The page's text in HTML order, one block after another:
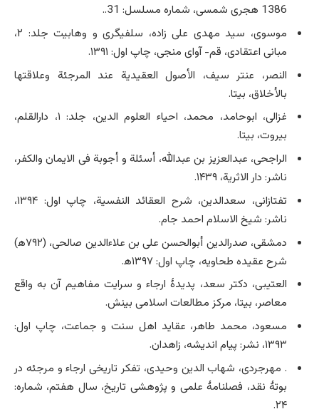
1386 هجری شمسی، شماره مسلسل: 31..
موسوی، سید مهدی علی زاده، سلفی­گری و و‌هابیت جلد: ۲،
مبانی اعتقادی، قم- آوای منجی، چاپ اول: ۱۳۹۱.
النصر، عنتر سیف، الأصول العقیدیة عند المرجئة وعلاقتها
بالأخلاق، بی­تا.
غزالی، ابوحامد، محمد، احیاء العلوم الدین، جلد: ۱، دارالقلم،
بیروت، بی­تا.
الراجحی، عبدالعزیز بن عبدالله، أسئلة و أجوبة فی الایمان والکفر،
ناشر: دار الاثریة، ۱۴۳۹.
تفتازانی، سعدالدین، شرح العقائد النفسیة، چاپ اول: ۱۳۹۴،
ناشر: شیخ الاسلام احمد جام.
دمشقی، صدرالدین أبوالحسن علی بن علاءالدین صالحی، (۷۹۲ه‍)
شرح عقیده طحاویه، چاپ اول: ۱۳۹۷ه‍.
العتیبی، دکتر سعد، پدیدۀ ارجاء و سرایت مفاهیم آن به واقع
معاصر، بی­تا، مرکز مطالعات اسلامی‌ بینش.
مسعود، محمد طاهر، عقاید اهل سنت و جماعت، چاپ اول:
۱۳۹۳، نشر: پیام اندیشه، زاهدان.
. مهرجردی، شهاب الدین وحیدی، تفکر تاریخی ارجاء و مرجئه در
بوتۀ نقد، فصلنامۀ علمی‌ و پژوهشی تاریخ، سال هفتم، شماره:
۲۴.